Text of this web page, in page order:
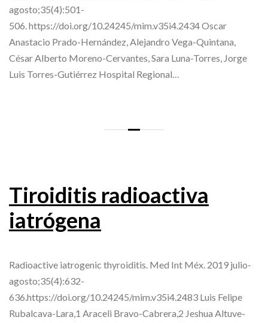
agosto;35(4):501-
506. https://doi.org/10.24245/mim.v35i4.2434 Oscar
Anastacio Prado-Hernández, Alejandro Vega-Quintana,
César Alberto Moreno-Cervantes, Sara Luna-Torres, Jorge
Luis Torres-Gutiérrez Hospital Regional…
Tiroiditis radioactiva
iatrógena
Radioactive iatrogenic thyroiditis. Med Int Méx. 2019 julio-
agosto;35(4):632-
636.https://doi.org/10.24245/mim.v35i4.2483 Luis Felipe
Rubalcava-Lara,1 Araceli Bravo-Cabrera,2 Jeshua Altuve-